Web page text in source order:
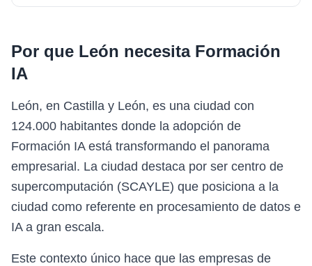
Por que León necesita Formación
IA
León, en Castilla y León, es una ciudad con
124.000 habitantes donde la adopción de
Formación IA está transformando el panorama
empresarial. La ciudad destaca por ser centro de
supercomputación (SCAYLE) que posiciona a la
ciudad como referente en procesamiento de datos e
IA a gran escala.
Este contexto único hace que las empresas de